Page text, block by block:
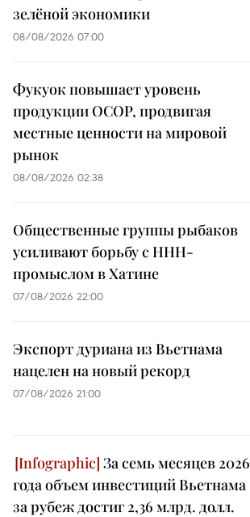
зелёной экономики
08/08/2026 07:00
Фукуок повышает уровень
продукции OCOP, продвигая
местные ценности на мировой
рынок
08/08/2026 02:38
Общественные группы рыбаков
усиливают борьбу с ННН-
промыслом в Хатине
07/08/2026 22:00
Экспорт дуриана из Вьетнама
нацелен на новый рекорд
07/08/2026 21:00
За семь месяцев 2026
года объем инвестиций Вьетнама
за рубеж достиг 2,36 млрд. долл.